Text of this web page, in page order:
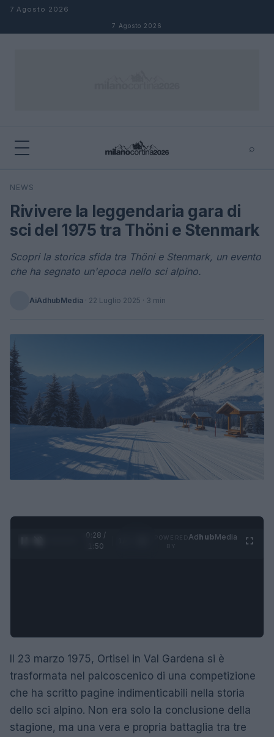
Salta al contenuto
7 Agosto 2026
7 Agosto 2026
⌕
Cerca
NEWS
Rivivere la leggendaria gara di
sci del 1975 tra Thöni e Stenmark
Scopri la storica sfida tra Thöni e Stenmark, un evento
che ha segnato un'epoca nello sci alpino.
AiAdhubMedia · 22 Luglio 2025 · 3 min
0:29 /
1:50
AdhubMedia
Il 23 marzo 1975, Ortisei in Val Gardena si è
trasformata nel palcoscenico di una competizione
che ha scritto pagine indimenticabili nella storia
dello sci alpino. Non era solo la conclusione della
stagione, ma una vera e propria battaglia tra tre